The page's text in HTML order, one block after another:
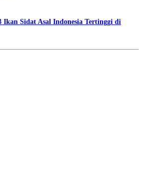
Ikan Sidat Asal Indonesia Tertinggi di